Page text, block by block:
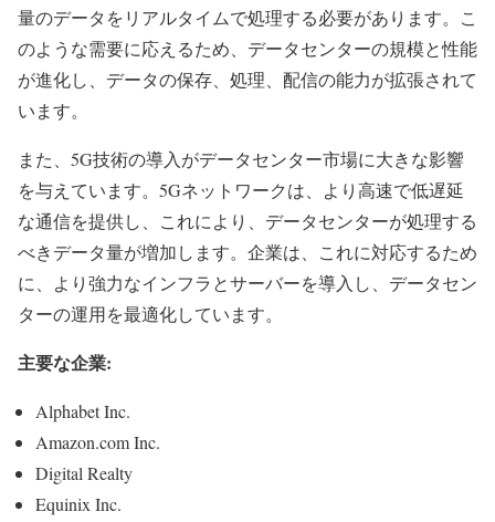
量のデータをリアルタイムで処理する必要があります。こ
のような需要に応えるため、データセンターの規模と性能
が進化し、データの保存、処理、配信の能力が拡張されて
います。
また、5G技術の導入がデータセンター市場に大きな影響
を与えています。5Gネットワークは、より高速で低遅延
な通信を提供し、これにより、データセンターが処理する
べきデータ量が増加します。企業は、これに対応するため
に、より強力なインフラとサーバーを導入し、データセン
ターの運用を最適化しています。
主要な企業:
Alphabet Inc.
Amazon.com Inc.
Digital Realty
Equinix Inc.